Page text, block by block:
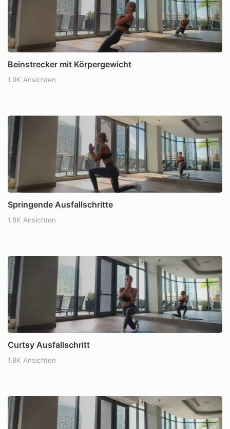
Beinstrecker mit Körpergewicht
1.9K Ansichten
Springende Ausfallschritte
1.8K Ansichten
Curtsy Ausfallschritt
1.8K Ansichten